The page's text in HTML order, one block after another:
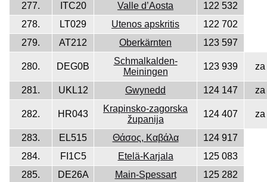
277.
ITC20 Valle d’Aosta
122 532
278.
LT029 Utenos apskritis
122 702
279.
AT212 Oberkärnten 123 597
280. DEG0B
Schmalkalden-
Meiningen
123 939 za
281. UKL12 Gwynedd 124 147 za
282. HR043
Krapinsko-zagorska
županija
124 407 za
283. EL515 Θάσος, Καβάλα
124 917
284.
FI1C5 Etelä-Karjala
125 083
285.
DE26A Main-Spessart
125 282